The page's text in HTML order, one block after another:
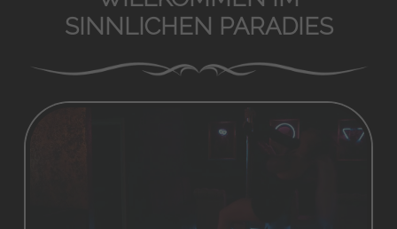
SINNLICHEN PARADIES